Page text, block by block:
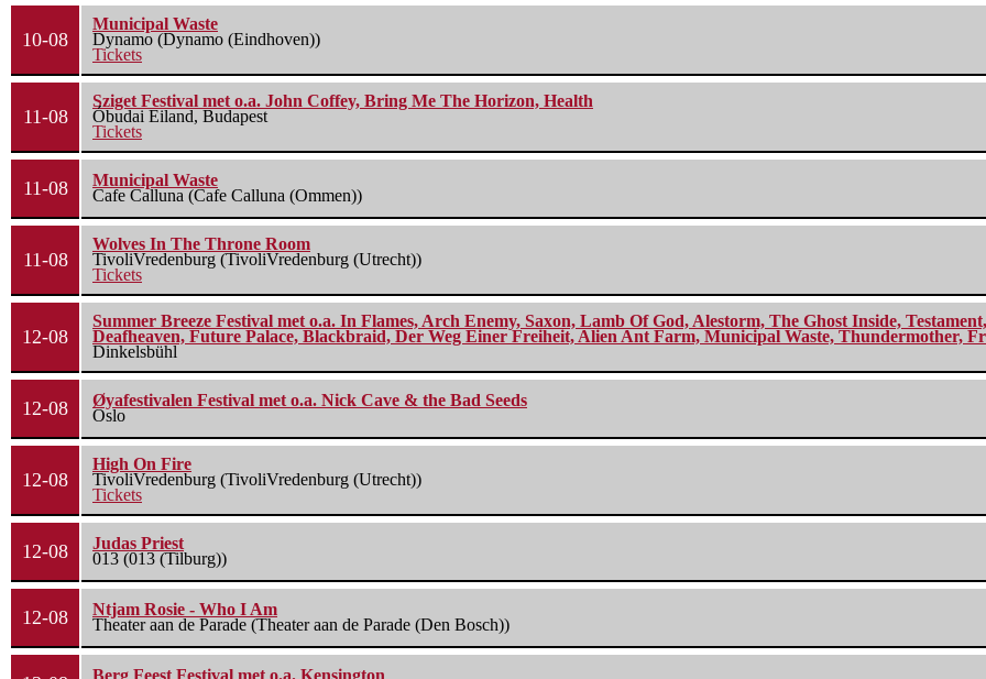
10-08
Municipal Waste
Dynamo (Dynamo (Eindhoven))
Tickets
11-08
Sziget Festival met o.a. John Coffey, Bring Me The Horizon, Health
Óbudai Eiland, Budapest
Tickets
11-08
Municipal Waste
Cafe Calluna (Cafe Calluna (Ommen))
11-08
Wolves In The Throne Room
TivoliVredenburg (TivoliVredenburg (Utrecht))
Tickets
12-08
Summer Breeze Festival met o.a. In Flames, Arch Enemy, Saxon, Lamb Of God, Alestorm, The Ghost Inside,
Deafheaven, Future Palace, Blackbraid, Der Weg Einer Freiheit, Alien Ant Farm, Municipal Waste, Thundermother,
Dinkelsbühl
12-08
Øyafestivalen Festival met o.a. Nick Cave & the Bad Seeds
Oslo
12-08
High On Fire
TivoliVredenburg (TivoliVredenburg (Utrecht))
Tickets
12-08
Judas Priest
013 (013 (Tilburg))
12-08
Ntjam Rosie - Who I Am
Theater aan de Parade (Theater aan de Parade (Den Bosch))